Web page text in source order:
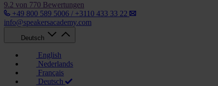
9.2 von 770 Bewertungen
+49 800 589 5006 / +3110 433 33 22
info@speakersacademy.com
Deutsch
English
Nederlands
Français
Deutsch